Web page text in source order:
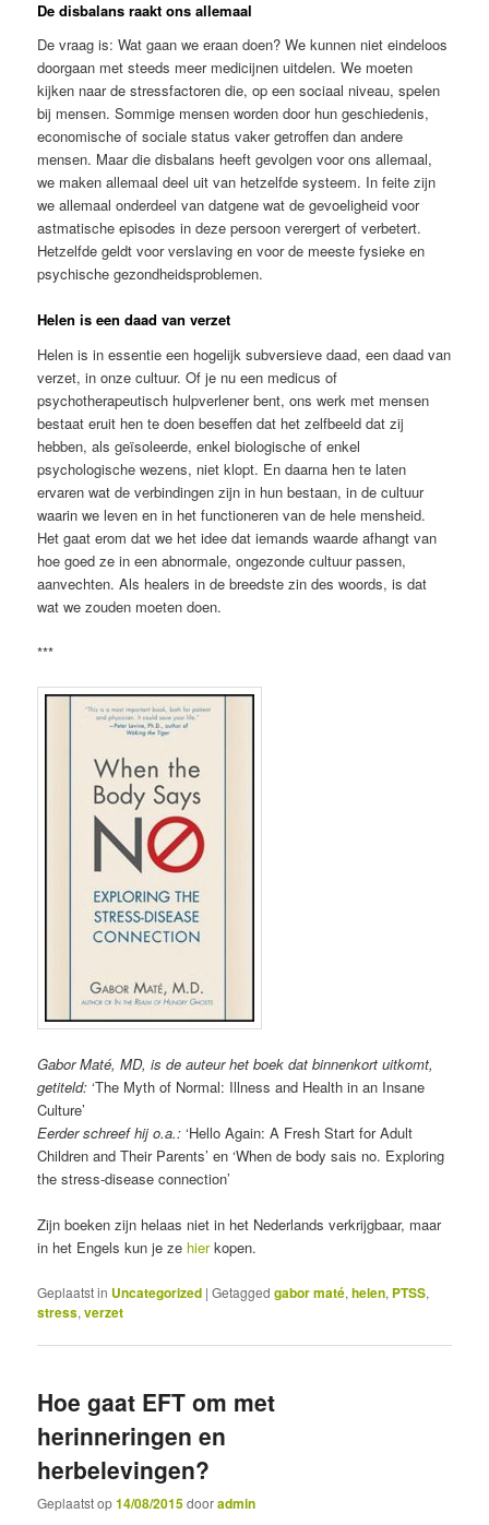
De disbalans raakt ons allemaal
De vraag is: Wat gaan we eraan doen? We kunnen niet eindeloos
doorgaan met steeds meer medicijnen uitdelen. We moeten
kijken naar de stressfactoren die, op een sociaal niveau, spelen
bij mensen. Sommige mensen worden door hun geschiedenis,
economische of sociale status vaker getroffen dan andere
mensen. Maar die disbalans heeft gevolgen voor ons allemaal,
we maken allemaal deel uit van hetzelfde systeem. In feite zijn
we allemaal onderdeel van datgene wat de gevoeligheid voor
astmatische episodes in deze persoon verergert of verbetert.
Hetzelfde geldt voor verslaving en voor de meeste fysieke en
psychische gezondheidsproblemen.
Helen is een daad van verzet
Helen is in essentie een hogelijk subversieve daad, een daad van
verzet, in onze cultuur. Of je nu een medicus of
psychotherapeutisch hulpverlener bent, ons werk met mensen
bestaat eruit hen te doen beseffen dat het zelfbeeld dat zij
hebben, als geïsoleerde, enkel biologische of enkel
psychologische wezens, niet klopt. En daarna hen te laten
ervaren wat de verbindingen zijn in hun bestaan, in de cultuur
waarin we leven en in het functioneren van de hele mensheid.
Het gaat erom dat we het idee dat iemands waarde afhangt van
hoe goed ze in een abnormale, ongezonde cultuur passen,
aanvechten. Als healers in de breedste zin des woords, is dat
wat we zouden moeten doen.
***
Gabor Maté, MD, is de auteur het boek dat binnenkort uitkomt,
getiteld: ‘The Myth of Normal: Illness and Health in an Insane
Culture’
Eerder schreef hij o.a.: ‘Hello Again: A Fresh Start for Adult
Children and Their Parents’ en ‘When de body sais no. Exploring
the stress-disease connection’
Zijn boeken zijn helaas niet in het Nederlands verkrijgbaar, maar
in het Engels kun je ze hierkopen.
Geplaatst in Uncategorized |Getagged gabor maté,helen, PTSS,
stress,verzet
Hoe gaat EFT om met
herinneringen en
herbelevingen?
Geplaatst op14/08/2015dooradmin